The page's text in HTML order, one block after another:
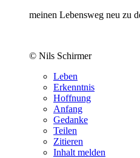
meinen Lebensweg neu zu
© Nils Schirmer
Leben
Erkenntnis
Hoffnung
Anfang
Gedanke
Teilen
Zitieren
Inhalt melden